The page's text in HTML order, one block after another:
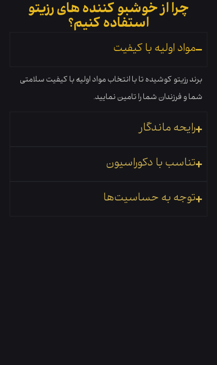
چرا از خوشبو کننده های رزیتو
استفاده کنیم؟
مواد اولیه با کیفیت
برند رزیتو کوشیده تا با انتخاب مواد اولیه با کیفیت سلامتی
شما و فرزندان شما را تامین نمایید.
رایحه ماندگار
تناسب با دکوراسیون
توجه به حساسیت‌ها